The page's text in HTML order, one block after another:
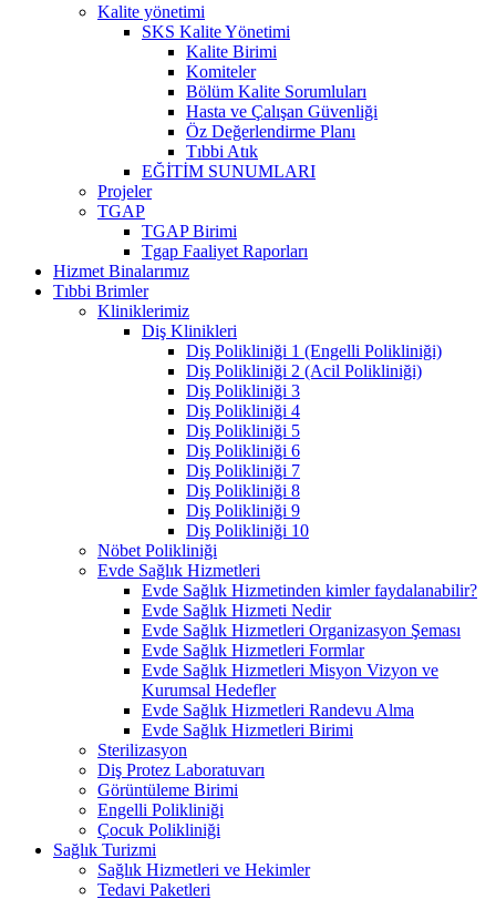
Kalite yönetimi
SKS Kalite Yönetimi
Kalite Birimi
Komiteler
Bölüm Kalite Sorumluları
Hasta ve Çalışan Güvenliği
Öz Değerlendirme Planı
Tıbbi Atık
EĞİTİM SUNUMLARI
Projeler
TGAP
TGAP Birimi
Tgap Faaliyet Raporları
Hizmet Binalarımız
Tıbbi Brimler
Kliniklerimiz
Diş Klinikleri
Diş Polikliniği 1 (Engelli Polikliniği)
Diş Polikliniği 2 (Acil Polikliniği)
Diş Polikliniği 3
Diş Polikliniği 4
Diş Polikliniği 5
Diş Polikliniği 6
Diş Polikliniği 7
Diş Polikliniği 8
Diş Polikliniği 9
Diş Polikliniği 10
Nöbet Polikliniği
Evde Sağlık Hizmetleri
Evde Sağlık Hizmetinden kimler faydalanabilir?
Evde Sağlık Hizmeti Nedir
Evde Sağlık Hizmetleri Organizasyon Şeması
Evde Sağlık Hizmetleri Formlar
Evde Sağlık Hizmetleri Misyon Vizyon ve
Kurumsal Hedefler
Evde Sağlık Hizmetleri Randevu Alma
Evde Sağlık Hizmetleri Birimi
Sterilizasyon
Diş Protez Laboratuvarı
Görüntüleme Birimi
Engelli Polikliniği
Çocuk Polikliniği
Sağlık Turizmi
Sağlık Hizmetleri ve Hekimler
Tedavi Paketleri